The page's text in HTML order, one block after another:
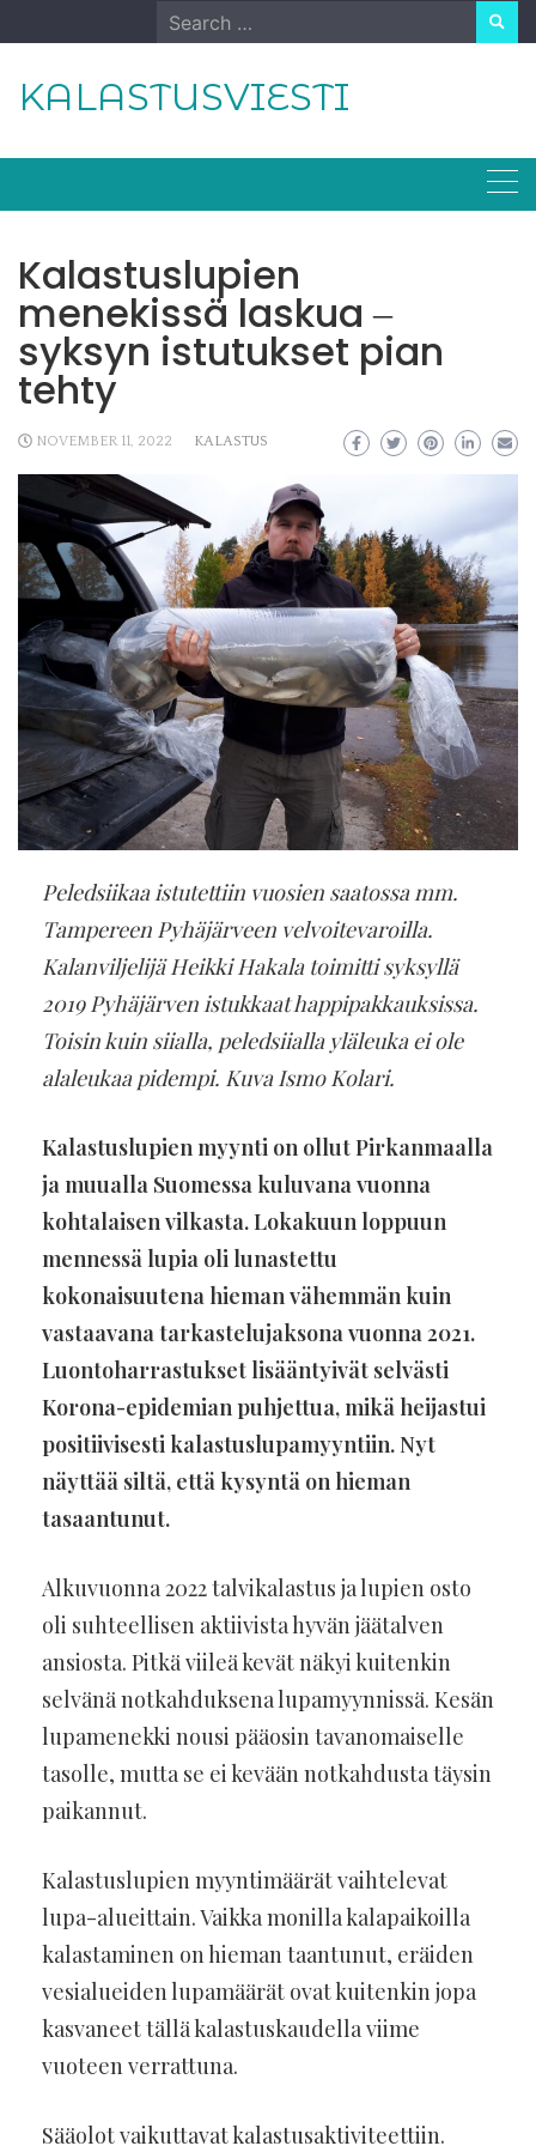
to
Search
for:
KALASTUSVIESTI
Kalastuslupien
menekissä laskua ‒
syksyn istutukset pian
tehty
NOVEMBER 11, 2022 KALASTUS
Peledsiikaa istutettiin vuosien saatossa mm.
Tampereen Pyhäjärveen velvoitevaroilla.
Kalanviljelijä Heikki Hakala toimitti syksyllä
2019 Pyhäjärven istukkaat happipakkauksissa.
Toisin kuin siialla, peledsiialla yläleuka ei ole
alaleukaa pidempi. Kuva Ismo Kolari.
Kalastuslupien myynti on ollut Pirkanmaalla
ja muualla Suomessa kuluvana vuonna
kohtalaisen vilkasta. Lokakuun loppuun
mennessä lupia oli lunastettu
kokonaisuutena hieman vähemmän kuin
vastaavana tarkastelujaksona vuonna 2021.
Luontoharrastukset lisääntyivät selvästi
Korona-epidemian puhjettua, mikä heijastui
positiivisesti kalastuslupamyyntiin. Nyt
näyttää siltä, että kysyntä on hieman
tasaantunut.
Alkuvuonna 2022 talvikalastus ja lupien osto
oli suhteellisen aktiivista hyvän jäätalven
ansiosta. Pitkä viileä kevät näkyi kuitenkin
selvänä notkahduksena lupamyynnissä. Kesän
lupamenekki nousi pääosin tavanomaiselle
tasolle, mutta se ei kevään notkahdusta täysin
paikannut.
Kalastuslupien myyntimäärät vaihtelevat
lupa-alueittain. Vaikka monilla kalapaikoilla
kalastaminen on hieman taantunut, eräiden
vesialueiden lupamäärät ovat kuitenkin jopa
kasvaneet tällä kalastuskaudella viime
vuoteen verrattuna.
Sääolot vaikuttavat kalastusaktiviteettiin.